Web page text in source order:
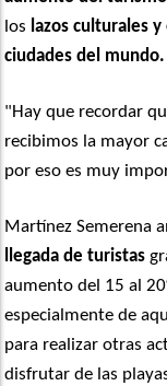
los lazos culturales
ciudades del mundo.
"Hay que recordar
recibimos la mayor
por eso es muy
Martínez Semerena
llegada de turistas
aumento del 15 al
especialmente de
para realizar otras
disfrutar de las